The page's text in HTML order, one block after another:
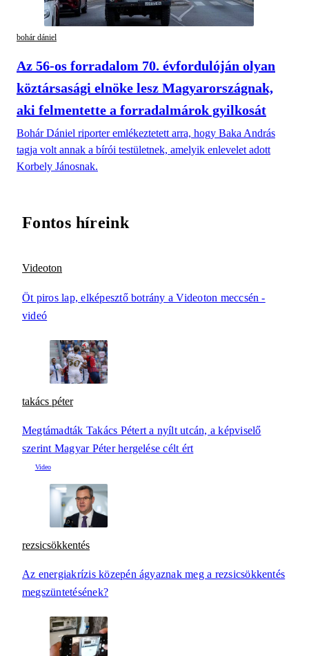
bohár dániel
Az 56-os forradalom 70. évfordulóján olyan
köztársasági elnöke lesz Magyarországnak,
aki felmentette a forradalmárok gyilkosát
Bohár Dániel riporter emlékeztetett arra, hogy Baka András
tagja volt annak a bírói testületnek, amelyik enlevelet adott
Korbely Jánosnak.
Fontos híreink
Videoton
Öt piros lap, elképesztő botrány a Videoton meccsén -
videó
takács péter
Megtámadták Takács Pétert a nyílt utcán, a képviselő
szerint Magyar Péter hergelése célt ért
rezsicsökkentés
Az energiakrízis közepén ágyaznak meg a rezsicsökkentés
megszüntetésének?